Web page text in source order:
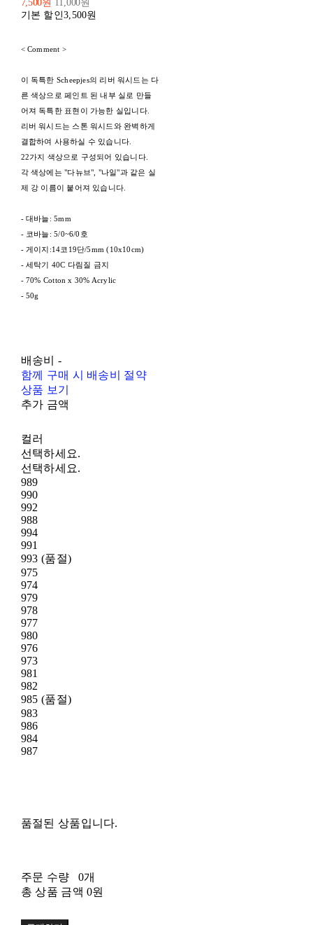
7,500원 11,000원
기본 할인3,500원
< Comment >
이 독특한 Scheepjes의 리버 워시드는 다
른 색상으로 페인트 된 내부 실로 만들
어져 독특한 표현이 가능한 실입니다.
리버 워시드는 스톤 워시드와 완벽하게
결합하여 사용하실 수 있습니다.
22가지 색상으로 구성되어 있습니다.
각 색상에는 "다뉴브", "나일"과 같은 실
제 강 이름이 붙어져 있습니다.
- 대바늘: 5mm
- 코바늘: 5/0~6/0호
- 게이지:14코19단/5mm (10x10cm)
- 세탁기 40C 다림질 금지
- 70% Cotton x 30% Acrylic
- 50g
배송비 -
함께 구매 시 배송비 절약
상품 보기
추가 금액
컬러
선택하세요.
선택하세요.
989
990
992
988
994
991
993 (품절)
975
974
979
978
977
980
976
973
981
982
985 (품절)
983
986
984
987
품절된 상품입니다.
주문 수량
0개
총 상품 금액 0원